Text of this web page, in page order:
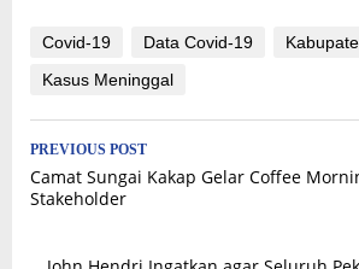
Covid-19 Data Covid-19
Kasus Meninggal
Post
navigation
PREVIOUS POST
Camat Sungai Kakap Gelar Coffee
Stakeholder